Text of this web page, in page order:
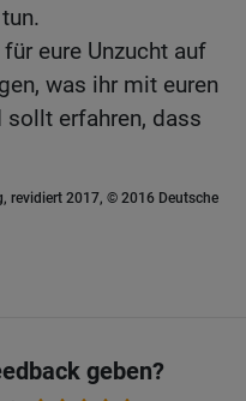
eure Unzucht auf
was ihr mit euren
sollt erfahren, dass
revidiert 2017, © 2016 Deutsche
geben?